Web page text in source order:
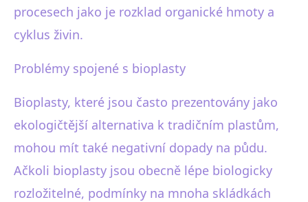
procesech jako je rozklad organické hmoty a
cyklus živin.
Problémy spojené s bioplasty
Bioplasty, které jsou často prezentovány jako
ekologičtější alternativa k tradičním plastům,
mohou mít také negativní dopady na půdu.
Ačkoli bioplasty jsou obecně lépe biologicky
rozložitelné, podmínky na mnoha skládkách